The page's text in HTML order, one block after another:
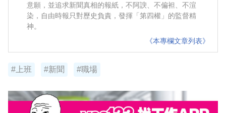
意願，並追求新聞真相的報紙，不阿諛、不偏袒、不渲
染，自由時報只對歷史負責，發揮「第四權」的監督精
神。
《本專欄文章列表》
#上班 #新聞 #職場